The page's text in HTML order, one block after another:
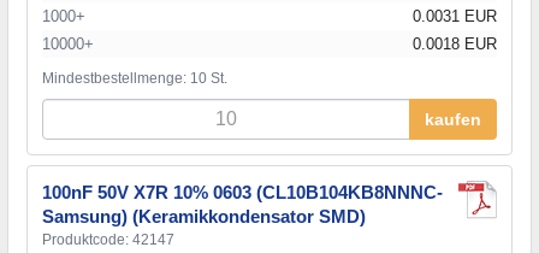
1000+
0.0031 EUR
10000+
0.0018 EUR
Mindestbestellmenge: 10 St.
kaufen
100nF 50V X7R 10% 0603 (CL10B104KB8NNNC-
Samsung) (Keramikkondensator SMD)
Produktcode: 42147